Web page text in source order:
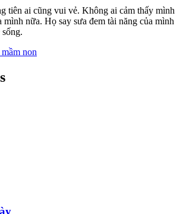
tiên ai cũng vui vẻ. Không ai cảm thấy mình
mình nữa. Họ say sưa đem tài năng của mình
non